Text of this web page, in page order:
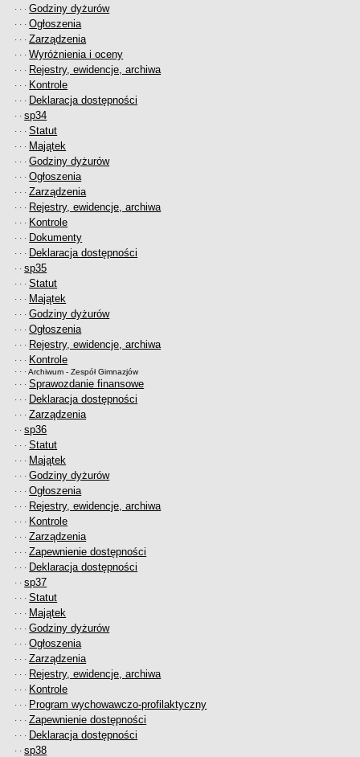
· · ·Godziny dyżurów
· · ·Ogłoszenia
· · ·Zarządzenia
· · ·Wyróżnienia i oceny
· · · Rejestry, ewidencje, archiwa
· · · Kontrole
· · · Deklaracja dostępności
· ·sp34
· · ·Statut
· · · Majątek
· · ·Godziny dyżurów
· · ·Ogłoszenia
· · ·Zarządzenia
· · · Rejestry, ewidencje, archiwa
· · · Kontrole
· · · Dokumenty
· · · Deklaracja dostępności
· ·sp35
· · ·Statut
· · · Majątek
· · ·Godziny dyżurów
· · ·Ogłoszenia
· · · Rejestry, ewidencje, archiwa
· · · Kontrole
· · ·Archiwum - Zespół Gimnazjów
· · ·Sprawozdanie finansowe
· · · Deklaracja dostępności
· · ·Zarządzenia
· ·sp36
· · ·Statut
· · · Majątek
· · ·Godziny dyżurów
· · ·Ogłoszenia
· · · Rejestry, ewidencje, archiwa
· · · Kontrole
· · ·Zarządzenia
· · ·Zapewnienie dostępności
· · · Deklaracja dostępności
· ·sp37
· · ·Statut
· · · Majątek
· · ·Godziny dyżurów
· · ·Ogłoszenia
· · ·Zarządzenia
· · · Rejestry, ewidencje, archiwa
· · · Kontrole
· · · Program wychowawczo-profilaktyczny
· · ·Zapewnienie dostępności
· · · Deklaracja dostępności
· ·sp38